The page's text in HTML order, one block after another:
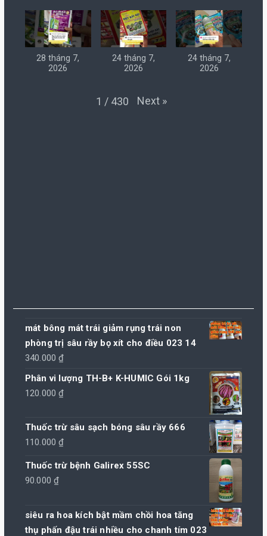
28 tháng 7,
2026
24 tháng 7,
2026
24 tháng 7,
2026
1 / 430 Next »
mát bông mát trái giảm rụng trái non
phòng trị sâu rầy bọ xít cho điều 023 14
340.000₫
Phân vi lượng TH-B+ K-HUMIC Gói 1kg
120.000₫
Thuốc trừ sâu sạch bóng sâu rầy 666
110.000₫
Thuốc trừ bệnh Galirex 55SC
90.000₫
siêu ra hoa kích bật mầm chồi hoa tăng
thụ phấn đậu trái nhiều cho chanh tím 023